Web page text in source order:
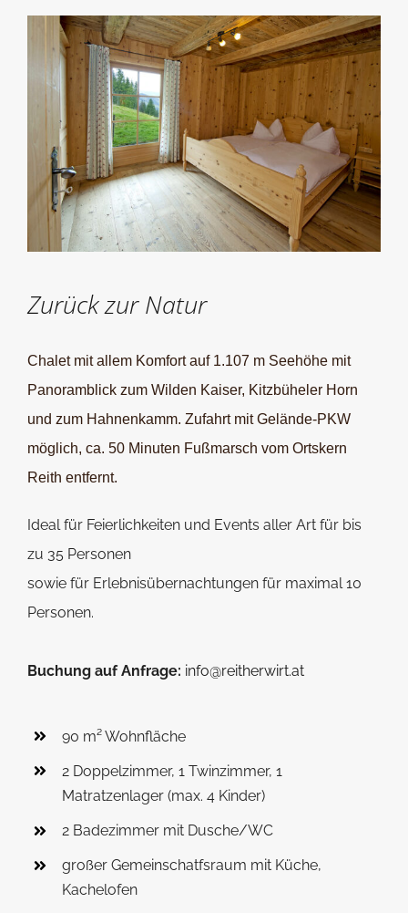
Zurück zur Natur
Chalet mit allem Komfort auf 1.107 m Seehöhe mit
Panoramblick zum Wilden Kaiser, Kitzbüheler Horn
und zum Hahnenkamm. Zufahrt mit Gelände-PKW
möglich, ca. 50 Minuten Fußmarsch vom Ortskern
Reith entfernt.
Ideal für Feierlichkeiten und Events aller Art für bis
zu 35 Personen
sowie für Erlebnisübernachtungen für maximal 10
Personen.
Buchung auf Anfrage: info@reitherwirt.at
90 m² Wohnfläche
2 Doppelzimmer, 1 Twinzimmer, 1
Matratzenlager (max. 4 Kinder)
2 Badezimmer mit Dusche/WC
großer Gemeinschatfsraum mit Küche,
Kachelofen